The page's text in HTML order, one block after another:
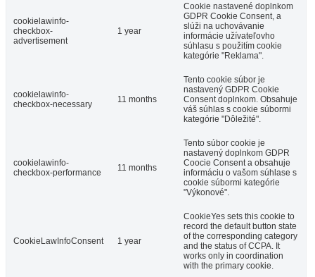
cookielawinfo-
checkbox-
advertisement
1 year
Cookie nastavené doplnkom
GDPR Cookie Consent, a
slúži na uchovávanie
informácie užívateľovho
súhlasu s použitím cookie
kategórie "Reklama".
cookielawinfo-
checkbox-necessary
11 months
Tento cookie súbor je
nastavený GDPR Cookie
Consent doplnkom. Obsahuje
váš súhlas s cookie súbormi
kategórie "Dôležité".
cookielawinfo-
checkbox-performance
11 months
Tento súbor cookie je
nastavený doplnkom GDPR
Coocie Consent a obsahuje
informáciu o vašom súhlase s
cookie súbormi kategórie
"Výkonové".
CookieLawInfoConsent 1 year
CookieYes sets this cookie to
record the default button state
of the corresponding category
and the status of CCPA. It
works only in coordination
with the primary cookie.